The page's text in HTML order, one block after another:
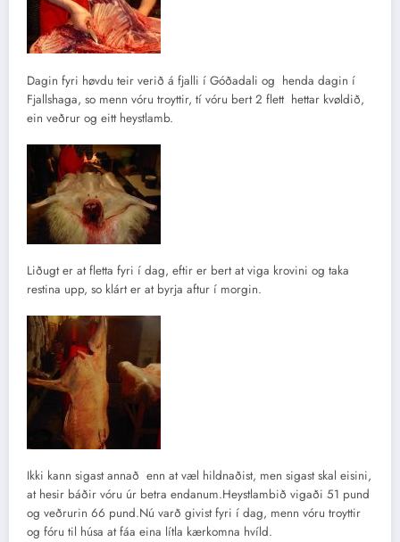
Dagin fyri høvdu teir verið á fjalli í Góðadali og henda dagin í
Fjallshaga, so menn vóru troyttir, tí vóru bert 2 flett hettar kvøldið,
ein veðrur og eitt heystlamb.
Liðugt er at fletta fyri í dag, eftir er bert at viga krovini og taka
restina upp, so klárt er at byrja aftur í morgin.
Ikki kann sigast annað enn at væl hildnaðist, men sigast skal eisini,
at hesir báðir vóru úr betra endanum.Heystlambið vigaði 51 pund
og veðrurin 66 pund.Nú varð givist fyri í dag, menn vóru troyttir
og fóru til húsa at fáa eina lítla kærkomna hvíld.